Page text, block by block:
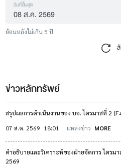
วันที่สิ้นสุด
ย้อนหลังไม่เกิน 5 ปี
ข่าวหลักทรัพย์
สรุปผลการดำเนินงานของ บจ. ไตรมาสที่ 2
07 ส.ค. 2569 18:01 แหล่งข่าว MORE
คำอธิบายและวิเคราะห์ของฝ่ายจัดการ ไตรม
2569